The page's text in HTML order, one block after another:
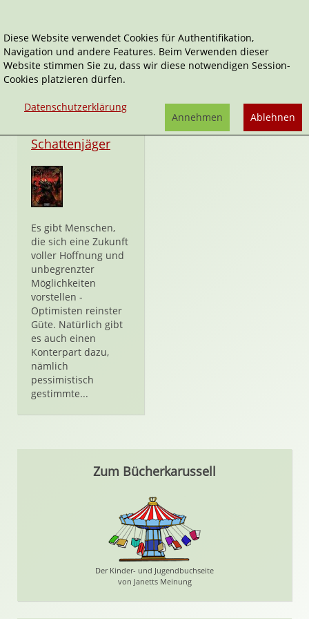
Owen Barnes
Schattenjäger
Es gibt Menschen,
die sich eine Zukunft
voller Hoffnung und
unbegrenzter
Möglichkeiten
vorstellen -
Optimisten reinster
Güte. Natürlich gibt
es auch einen
Konterpart dazu,
nämlich
pessimistisch
gestimmte...
Zum Bücherkarussell
Der Kinder- und Jugendbuchseite
von Janetts Meinung
Diese Website verwendet Cookies für Authentifikation,
Navigation und andere Features. Beim Verwenden dieser
Website stimmen Sie zu, dass wir diese notwendigen Session-
Cookies platzieren dürfen.
Datenschutzerklärung
Ablehnen
Annehmen